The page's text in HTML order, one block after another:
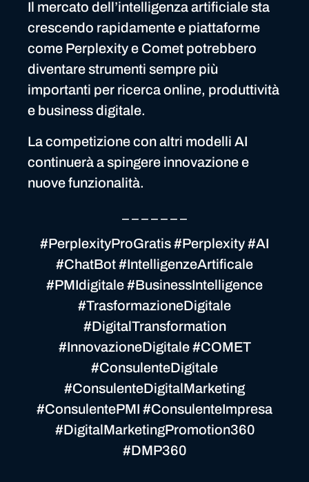
Il mercato dell’intelligenza artificiale sta
crescendo rapidamente e piattaforme
come Perplexity e Comet potrebbero
diventare strumenti sempre più
importanti per ricerca online, produttività
e business digitale.
La competizione con altri modelli AI
continuerà a spingere innovazione e
nuove funzionalità.
#PerplexityProGratis #Perplexity #AI
#ChatBot #IntelligenzeArtificale
#PMIdigitale #BusinessIntelligence
#TrasformazioneDigitale
#DigitalTransformation
#InnovazioneDigitale #COMET
#ConsulenteDigitale
#ConsulenteDigitalMarketing
#ConsulentePMI #ConsulenteImpresa
#DigitalMarketingPromotion360
#DMP360